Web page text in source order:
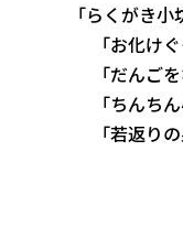
「らくがき
「お化け
「だんご
「ちんち
「若返り